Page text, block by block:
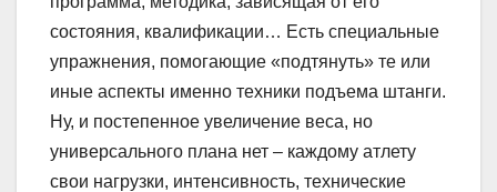
состояния, квалификации… Есть специальные
упражнения, помогающие «подтянуть» те или
иные аспекты именно техники подъема штанги.
Ну, и постепенное увеличение веса, но
универсального плана нет – каждому атлету
свои нагрузки, интенсивность, технические